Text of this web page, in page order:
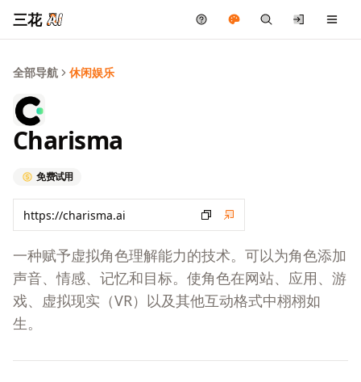
三花
全部导航 休闲娱乐
Charisma
免费试用
一种赋予虚拟角色理解能力的技术。可以为角色添加
声音、情感、记忆和目标。使角色在网站、应用、游
戏、虚拟现实（VR）以及其他互动格式中栩栩如
生。